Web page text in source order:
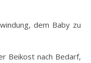
dem Baby zu
Beikost nach Bedarf,